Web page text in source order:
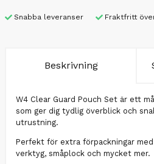
Snabba leveranser Fraktfritt
Beskrivning
W4 Clear Guard Pouch Set är ett
som ger dig tydlig överblick och
utrustning.
Perfekt för extra förpackningar
verktyg, småplock och mycket mer.